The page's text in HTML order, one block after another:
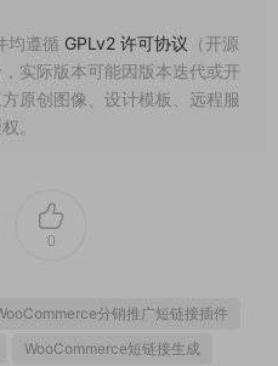
均遵循 GPLv2 许可协议 （开源
实际版本可能因版本迭代或开
原创图像、设计模板、远程服
。
0
分销推广短链接插件
WooCommerce短链接生成